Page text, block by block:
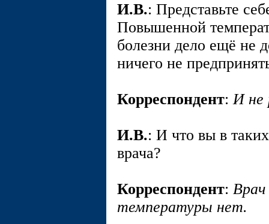
И.В.: Представьте
Повышенной
болезни дело ещё не
ничего не
Корреспондент:И не
И.В.: И что вы в
врача?
Корреспондент: Врач
температуры нет.